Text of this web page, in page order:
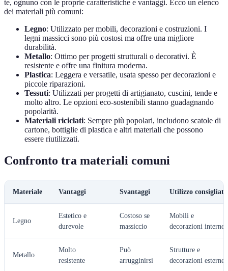
te, ognuno con le proprie caratteristiche e vantaggi. Ecco un elenco
dei materiali più comuni:
Legno: Utilizzato per mobili, decorazioni e costruzioni. I
legni massicci sono più costosi ma offre una migliore
durabilità.
Metallo: Ottimo per progetti strutturali o decorativi. È
resistente e offre una finitura moderna.
Plastica: Leggera e versatile, usata spesso per decorazioni e
piccole riparazioni.
Tessuti: Utilizzati per progetti di artigianato, cuscini, tende e
molto altro. Le opzioni eco-sostenibili stanno guadagnando
popolarità.
Materiali riciclati: Sempre più popolari, includono scatole di
cartone, bottiglie di plastica e altri materiali che possono
essere riutilizzati.
Confronto tra materiali comuni
Materiale Vantaggi Svantaggi Utilizzo consigliato
Legno
Estetico e
durevole
Costoso se
massiccio
Mobili e
decorazioni interne
Metallo
Molto
resistente
Può
arrugginirsi
Strutture e
decorazioni esterne